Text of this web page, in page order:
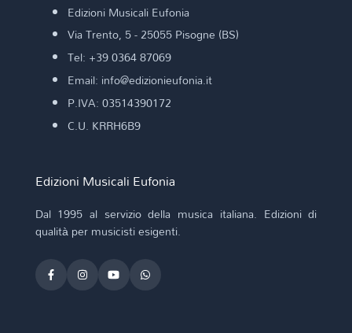
Edizioni Musicali Eufonia
Via Trento, 5 - 25055 Pisogne (BS)
Tel: +39 0364 87069
Email: info@edizionieufonia.it
P.IVA: 03514390172
C.U. KRRH6B9
Edizioni Musicali Eufonia
Dal 1995 al servizio della musica italiana. Edizioni di
qualità per musicisti esigenti.